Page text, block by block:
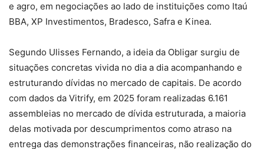
e agro, em negociações ao lado de instituições como Itaú
BBA, XP Investimentos, Bradesco, Safra e Kinea.
Segundo Ulisses Fernando, a ideia da Obligar surgiu de
situações concretas vivida no dia a dia acompanhando e
estruturando dívidas no mercado de capitais. De acordo
com dados da Vitrify, em 2025 foram realizadas 6.161
assembleias no mercado de dívida estruturada, a maioria
delas motivada por descumprimentos como atraso na
entrega das demonstrações financeiras, não realização do